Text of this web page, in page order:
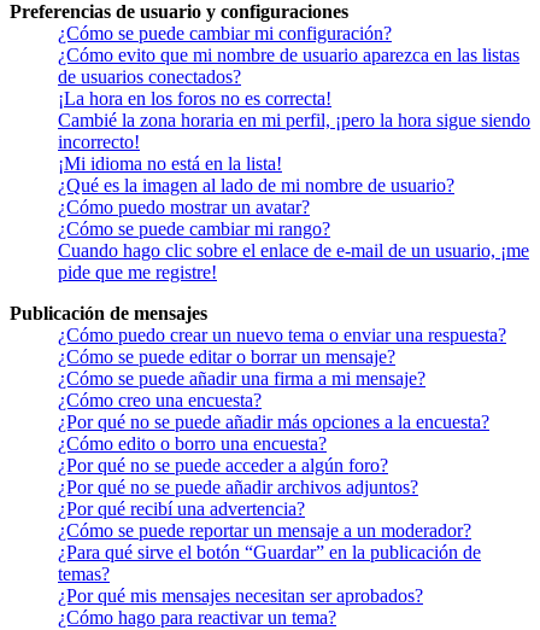
Preferencias de usuario y configuraciones
¿Cómo se puede cambiar mi configuración?
¿Cómo evito que mi nombre de usuario aparezca en las listas
de usuarios conectados?
¡La hora en los foros no es correcta!
Cambié la zona horaria en mi perfil, ¡pero la hora sigue siendo
incorrecto!
¡Mi idioma no está en la lista!
¿Qué es la imagen al lado de mi nombre de usuario?
¿Cómo puedo mostrar un avatar?
¿Cómo se puede cambiar mi rango?
Cuando hago clic sobre el enlace de e-mail de un usuario, ¡me
pide que me registre!
Publicación de mensajes
¿Cómo puedo crear un nuevo tema o enviar una respuesta?
¿Cómo se puede editar o borrar un mensaje?
¿Cómo se puede añadir una firma a mi mensaje?
¿Cómo creo una encuesta?
¿Por qué no se puede añadir más opciones a la encuesta?
¿Cómo edito o borro una encuesta?
¿Por qué no se puede acceder a algún foro?
¿Por qué no se puede añadir archivos adjuntos?
¿Por qué recibí una advertencia?
¿Cómo se puede reportar un mensaje a un moderador?
¿Para qué sirve el botón “Guardar” en la publicación de
temas?
¿Por qué mis mensajes necesitan ser aprobados?
¿Cómo hago para reactivar un tema?